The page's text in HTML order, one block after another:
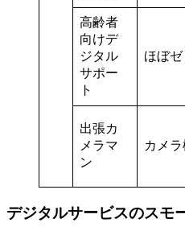
高齢者
向けデ
ジタル
サポー
ト
ほぼゼ
出張カ
メラマ
ン
カメ
デジタルサービスのスモ